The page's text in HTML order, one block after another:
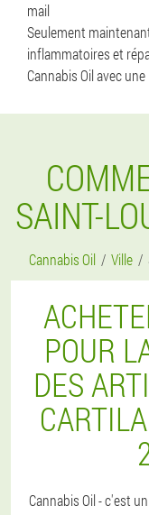
mail
Seulement
inflammatoires et
Cannabis Oil avec
SAINT-
Cannabis Oil Ville
POUR
DES
Cannabis Oil - c'est